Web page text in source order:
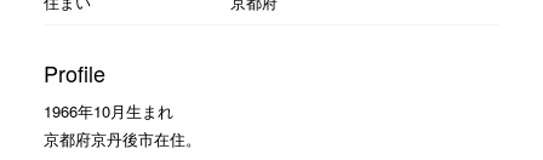
Profile
1966年10月生まれ
京都府京丹後市在住。